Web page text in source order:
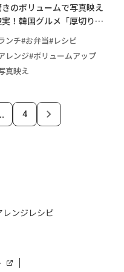
のボリュームで写真映え
！韓国グルメ「厚切りサ
ンド」にチャレンジ
ンチ お弁当 レシピ
レンジ ボリュームアップ
真映え
4
レンジレシピ